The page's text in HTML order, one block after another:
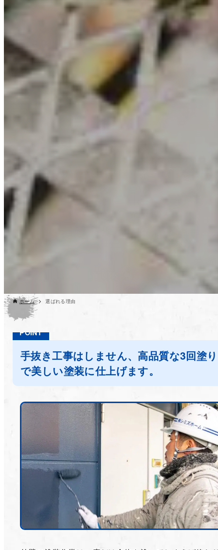
ホーム 選ばれる理由
手抜き工事はしません、高品質な3回塗り
で美しい塗装に仕上げます。